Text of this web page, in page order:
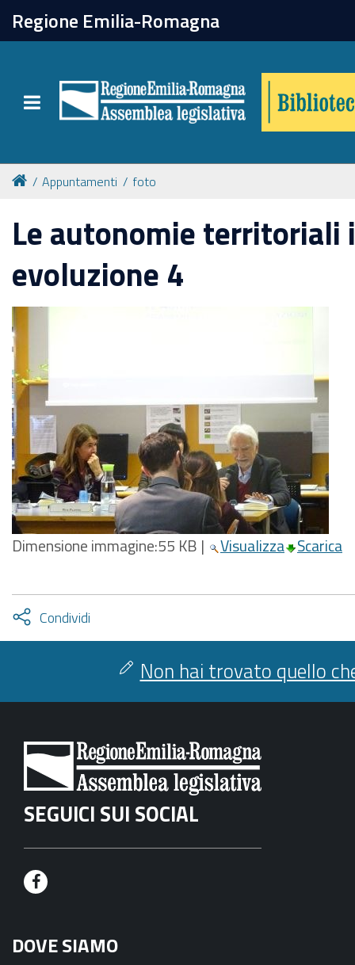
Regione Emilia-Romagna
Toggle navigation
chiudi
Catalogo online
Collezioni
Per approfondire
Appuntamenti
Prenotazione spazi
Appuntamenti foto
Le autonomie territoriali
evoluzione 4
Dimensione immagine:55 KB | Visualizza Scarica
Condividi
facebook
twitter
Attiva
condividi
Non hai trovato quello
SEGUICI SUI SOCIAL
F
c
DOVE SIAMO